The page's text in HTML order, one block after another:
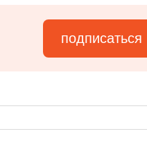
подписаться